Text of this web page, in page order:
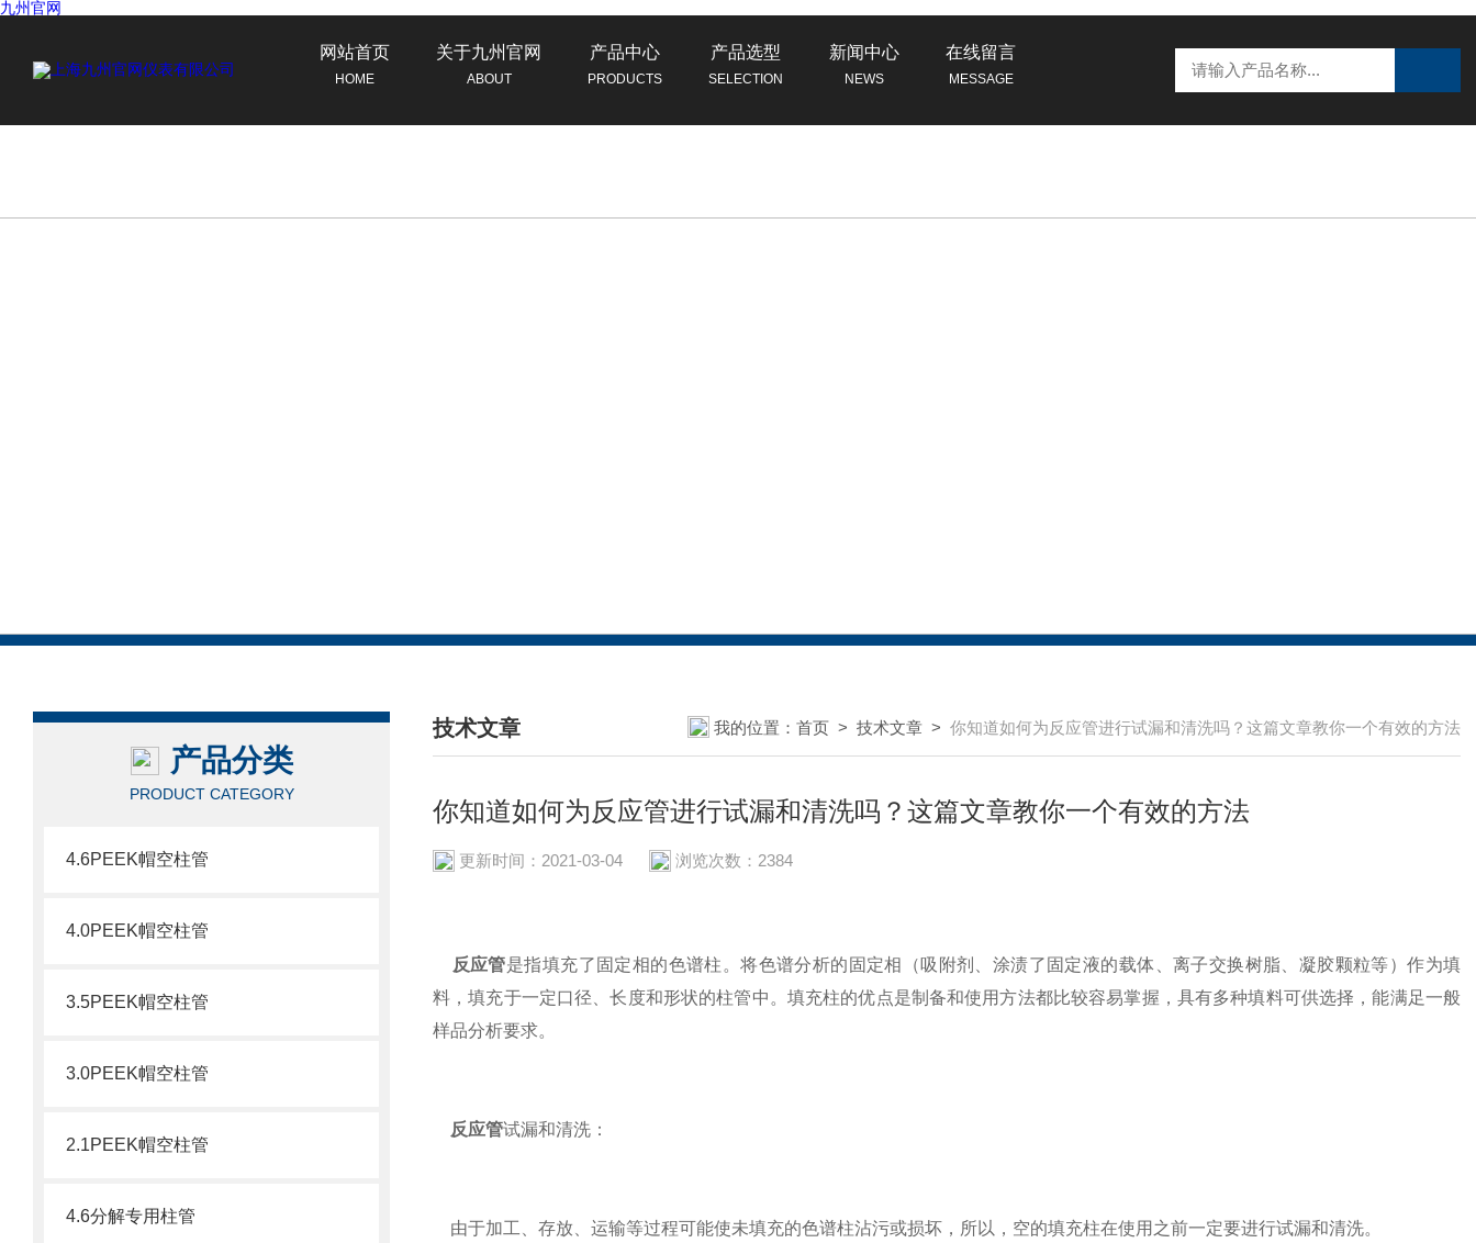
九州官网
网站首页
HOME
关于九州官网
ABOUT
产品中心
PRODUCTS
产品选型
SELECTION
新闻中心
NEWS
在线留言
MESSAGE
产品分类
PRODUCT CATEGORY
4.6PEEK帽空柱管
4.0PEEK帽空柱管
3.5PEEK帽空柱管
3.0PEEK帽空柱管
2.1PEEK帽空柱管
4.6分解专用柱管
技术文章
/ TECHNICAL ARTICLES
我的位置： 首页 > 技术文章 > 你知道如何为反应管进行试漏和清洗吗？这篇文章教你一个有效的方法
你知道如何为反应管进行试漏和清洗吗？这篇文章教你一个有效的方法
更新时间：2021-03-04 浏览次数：2384
反应管是指填充了固定相的色谱柱。将色谱分析的固定相（吸附剂、涂渍了固定液的载体、离子交换树脂、凝胶颗粒等）作为填
料，填充于一定口径、长度和形状的柱管中。填充柱的优点是制备和使用方法都比较容易掌握，具有多种填料可供选择，能满足一般
样品分析要求。
反应管试漏和清洗：
由于加工、存放、运输等过程可能使未填充的色谱柱沾污或损坏，所以，空的填充柱在使用之前一定要进行试漏和清洗。